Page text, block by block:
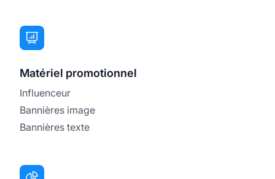
Matériel promotionnel
Influenceur
Bannières image
Bannières texte